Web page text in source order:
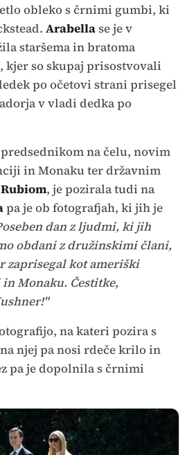
obleko s črnimi gumbi, ki
Arabellase je v
staršema in bratoma
, kjer so skupaj prisostvovali
po očetovi strani prisegel
v vladi dedka po
na čelu, novim
in Monaku ter državnim
, je pozirala tudi na
pa je ob fotografjah, ki jih je
dan z ljudmi, ki jih
obdani z družinskimi člani,
zaprisegal kot ameriški
Monaku. Čestitke,
na kateri pozira s
njej pa nosi rdeče krilo in
pa je dopolnila s črnimi